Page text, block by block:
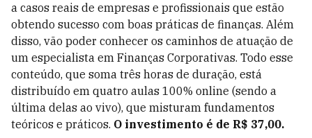
a casos reais de empresas e profissionais que estão
obtendo sucesso com boas práticas de finanças. Além
disso, vão poder conhecer os caminhos de atuação de
um especialista em Finanças Corporativas. Todo esse
conteúdo, que soma três horas de duração, está
distribuído em quatro aulas 100% online (sendo a
última delas ao vivo), que misturam fundamentos
teóricos e práticos. O investimento é de R$ 37,00.